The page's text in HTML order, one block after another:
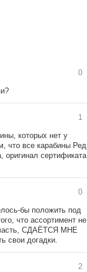
0
1
которых нет у
что все карабины Ред
оригинал сертификата
0
бы положить под
что ассортимент не
часть, СДАЁТСЯ МНЕ
свои догадки.
2